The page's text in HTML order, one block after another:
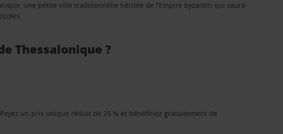
une petite ville traditionnelle héritée de l’Empire byzantin qui saura
Thessalonique ?
un prix unique réduit de 25 % et bénéficiez gratuitement de